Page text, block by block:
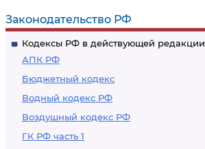
Законодательство РФ
Кодексы РФ в действующей редакции
АПК РФ
Бюджетный кодекс
Водный кодекс РФ
Воздушный кодекс РФ
ГК РФ часть 1